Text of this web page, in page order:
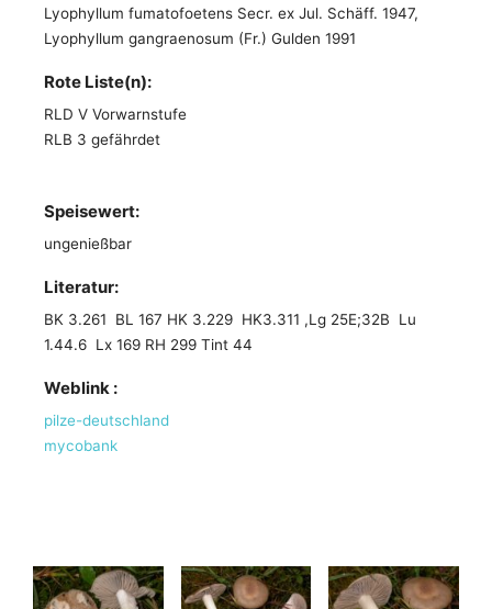
Lyophyllum fumatofoetens Secr. ex Jul. Schäff. 1947,
Lyophyllum gangraenosum (Fr.) Gulden 1991
Rote Liste(n):
RLD V Vorwarnstufe
RLB 3 gefährdet
Speisewert:
ungenießbar
Literatur:
BK 3.261 BL 167 HK 3.229 HK3.311 ,Lg 25E;32B Lu
1.44.6 Lx 169 RH 299 Tint 44
Weblink :
pilze-deutschland
mycobank